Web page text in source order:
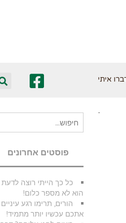
איתי
עבור:
פוסטים אחרונים
כל כך הייתי רוצה
הוא לא מספר כלום!
הורים, תרימו רגע
אתכם עכשיו יותר מתמיד!